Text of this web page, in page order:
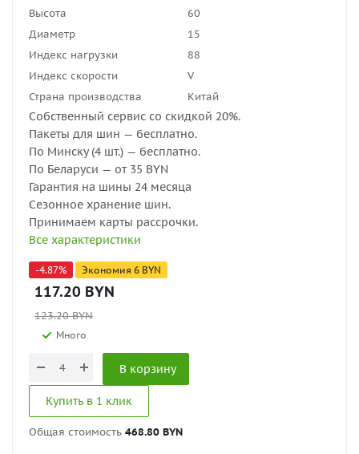
Высота
60
Диаметр
15
Индекс нагрузки
88
Индекс скорости
V
Страна производства
Китай
Собственный сервис со скидкой 20%.
Пакеты для шин — бесплатно.
По Минску (4 шт.) — бесплатно.
По Беларуси — от 35 BYN
Гарантия на шины 24 месяца
Сезонное хранение шин.
Принимаем карты рассрочки.
Все характеристики
-4.87% Экономия 6 BYN
117.20 BYN
123.20BYN
Много
В корзину
Купить в 1 клик
Общая стоимость 468.80 BYN